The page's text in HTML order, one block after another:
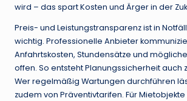
wird – das spart Kosten und Ärger in der
Preis- und Leistungs­transparenz ist in
wichtig. Professionelle Anbieter
Anfahrtskosten, Stundensätze und
offen. So entsteht Planungssicherheit auch
Wer regelmäßig Wartungen durchführen
zudem von Präventivtarifen. Für